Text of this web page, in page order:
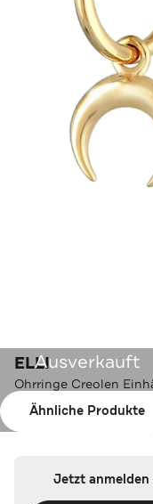
Ausverkauft
Ähnliche Produkte
ELLI
Ohrringe Creolen
Jetzt anmelden